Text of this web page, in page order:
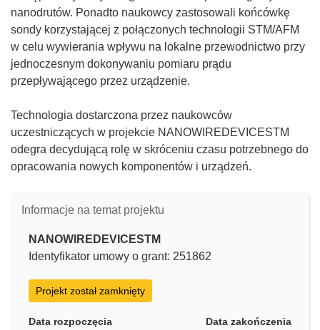
nanodrutów. Ponadto naukowcy zastosowali końcówkę
sondy korzystającej z połączonych technologii STM/AFM
w celu wywierania wpływu na lokalne przewodnictwo przy
jednoczesnym dokonywaniu pomiaru prądu
przepływającego przez urządzenie.
Technologia dostarczona przez naukowców
uczestniczących w projekcie NANOWIREDEVICESTM
odegra decydującą rolę w skróceniu czasu potrzebnego do
opracowania nowych komponentów i urządzeń.
Informacje na temat projektu
NANOWIREDEVICESTM
Identyfikator umowy o grant: 251862
Projekt został zamknięty
Data rozpoczęcia
Data zakończenia